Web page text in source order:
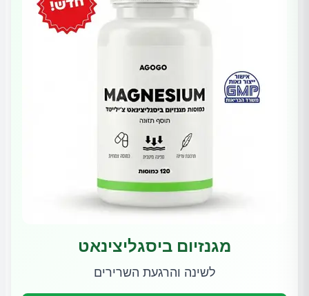
מגנזיום ביסגליצינאט
לשינה והרגעת השרירים